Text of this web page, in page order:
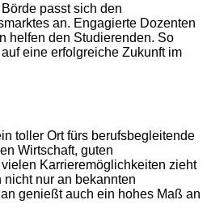
passt sich den
an. Engagierte Dozenten
helfen den Studierenden. So
eine erfolgreiche Zukunft im
toller Ort fürs berufsbegleitende
Wirtschaft, guten
vielen Karrieremöglichkeiten zieht
nur an bekannten
genießt auch ein hohes Maß an